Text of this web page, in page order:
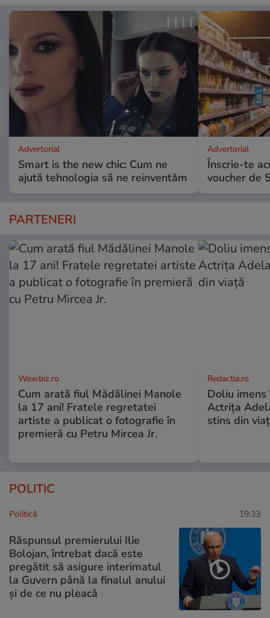
Advertorial
Smart is the new chic: Cum ne
ajută tehnologia să ne reinventăm
Advertorial
Înscrie-te
voucher de
PARTENERI
Wowbiz.ro
Cum arată fiul Mădălinei Manole
la 17 ani! Fratele regretatei
artiste a publicat o fotografie în
premieră cu Petru Mircea Jr.
Redactia.ro
Doliu
Actrița
stins din
POLITIC
Politică 19:33
Răspunsul premierului Ilie
Bolojan, întrebat dacă este
pregătit să asigure interimatul
la Guvern până la finalul anului
și de ce nu pleacă